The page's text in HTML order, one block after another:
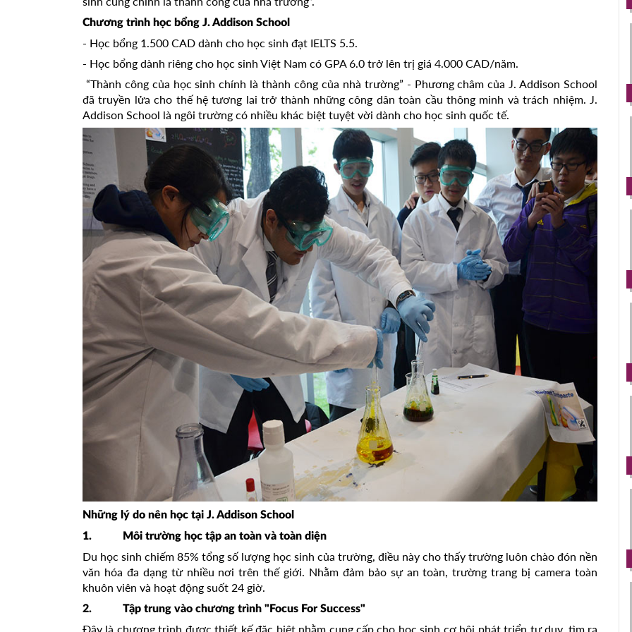
Chương trình học bổng J. Addison School
- Học bổng 1.500 CAD dành cho học sinh đạt IELTS 5.5.
- Học bổng dành riêng cho học sinh Việt Nam có GPA 6.0 trở lên trị giá 4.000 CAD/năm.
“Thành công của học sinh chính là thành công của nhà trường” - Phương châm của J. Addison School
đã truyền lửa cho thế hệ tương lai trở thành những công dân toàn cầu thông minh và trách nhiệm. J.
Addison School là ngôi trường có nhiều khác biệt tuyệt vời dành cho học sinh quốc tế.
Những lý do nên học tại J. Addison School
1. Môi trường học tập an toàn và toàn diện
Du học sinh chiếm 85% tổng số lượng học sinh của trường, điều này cho thấy trường luôn chào đón nền
văn hóa đa dạng từ nhiều nơi trên thế giới. Nhằm đảm bảo sự an toàn, trường trang bị camera toàn
khuôn viên và hoạt động suốt 24 giờ.
2. Tập trung vào chương trình "Focus For Success"
Đây là chương trình được thiết kế đặc biệt nhằm cung cấp cho học sinh cơ hội phát triển tư duy, tìm ra